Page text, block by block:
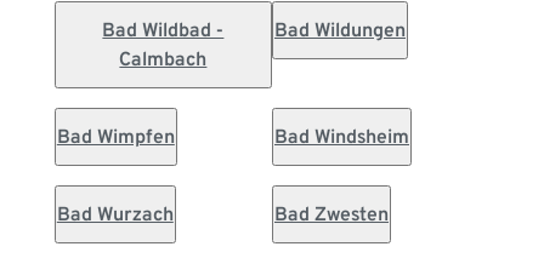
Bad Wildbad -
Calmbach
Bad Wildungen
Bad Wimpfen Bad Windsheim
Bad Wurzach Bad Zwesten